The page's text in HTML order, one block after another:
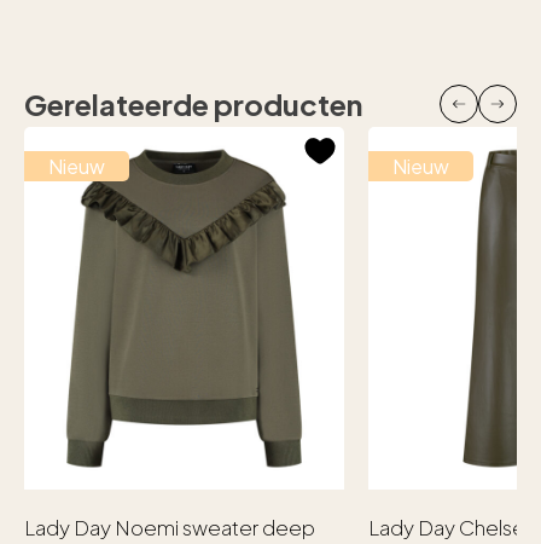
Gerelateerde producten
Nieuw
Lady Day Noemi sweater deep
Nieuw
Lady Day